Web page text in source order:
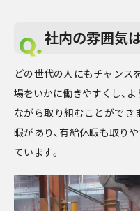
社内の雰囲気
どの世代の人にもチャンス
場をいかに働きやすくし、
ながら取り組むことができ
暇があり、有給休暇も取り
ています。